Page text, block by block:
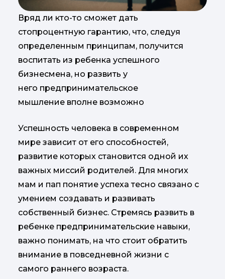
Вряд ли кто-то сможет дать
стопроцентную гарантию, что, следуя
определенным принципам, получится
воспитать из ребенка успешного
бизнесмена, но развить у
него предпринимательское
мышление вполне возможно
Успешность человека в современном
мире зависит от его способностей,
развитие которых становится одной их
важных миссий родителей. Для многих
мам и пап понятие успеха тесно связано с
умением создавать и развивать
собственный бизнес. Стремясь развить в
ребенке предпринимательские навыки,
важно понимать, на что стоит обратить
внимание в повседневной жизни с
самого раннего возраста.